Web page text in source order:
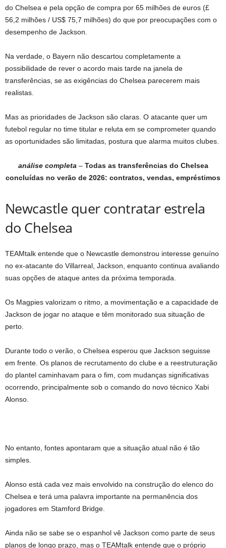
do Chelsea e pela opção de compra por 65 milhões de euros (£
56,2 milhões / US$ 75,7 milhões) do que por preocupações com o
desempenho de Jackson.
Na verdade, o Bayern não descartou completamente a
possibilidade de rever o acordo mais tarde na janela de
transferências, se as exigências do Chelsea parecerem mais
realistas.
Mas as prioridades de Jackson são claras. O atacante quer um
futebol regular no time titular e reluta em se comprometer quando
as oportunidades são limitadas, postura que alarma muitos clubes.
análise completa – Todas as transferências do Chelsea
concluídas no verão de 2026: contratos, vendas, empréstimos
Newcastle quer contratar estrela
do Chelsea
TEAMtalk entende que o Newcastle demonstrou interesse genuíno
no ex-atacante do Villarreal, Jackson, enquanto continua avaliando
suas opções de ataque antes da próxima temporada.
Os Magpies valorizam o ritmo, a movimentação e a capacidade de
Jackson de jogar no ataque e têm monitorado sua situação de
perto.
Durante todo o verão, o Chelsea esperou que Jackson seguisse
em frente. Os planos de recrutamento do clube e a reestruturação
do plantel caminhavam para o fim, com mudanças significativas
ocorrendo, principalmente sob o comando do novo técnico Xabi
Alonso.
No entanto, fontes apontaram que a situação atual não é tão
simples.
Alonso está cada vez mais envolvido na construção do elenco do
Chelsea e terá uma palavra importante na permanência dos
jogadores em Stamford Bridge.
Ainda não se sabe se o espanhol vê Jackson como parte de seus
planos de longo prazo, mas o TEAMtalk entende que o próprio